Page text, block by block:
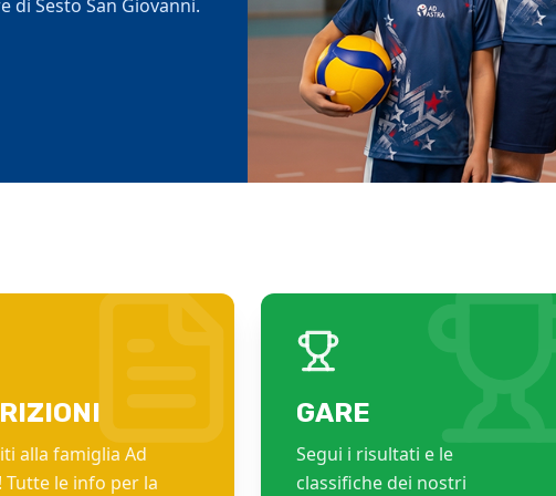
di Sesto San Giovanni.
alla famiglia Ad
Tutte le info per la
GARE
Segui i risultati e le
classifiche dei nostri